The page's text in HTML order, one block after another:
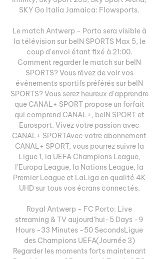
SKY Go Italia Jamaica: Flowsports.
Le match Antwerp - Porto sera visible à
la télévision sur beIN SPORTS Max 5, le
coup d'envoi étant fixé à 21:00.
Comment regarder le match sur beIN
SPORTS? Vous rêvez de voir vos
événements sportifs préférés sur beIN
SPORTS? Vous serez heureux d'apprendre
que CANAL+ SPORT propose un forfait
qui comprend CANAL+, beIN SPORT et
Eurosport. Vivez votre passion avec
CANAL+ SPORTAvec votre abonnement
CANAL+ SPORT, vous pourrez suivre la
Ligue 1, la UEFA Champions League,
l'Europa League, la Nations League, la
Premier League et LaLiga en qualité 4K
UHD sur tous vos écrans connectés.
Royal Antwerp - FC Porto: Live
streaming & TV aujourd'hui-5 Days -9
Hours -33 Minutes -50 SecondsLigue
des Champions UEFA(Journée 3)
Regarder les moments forts maintenant